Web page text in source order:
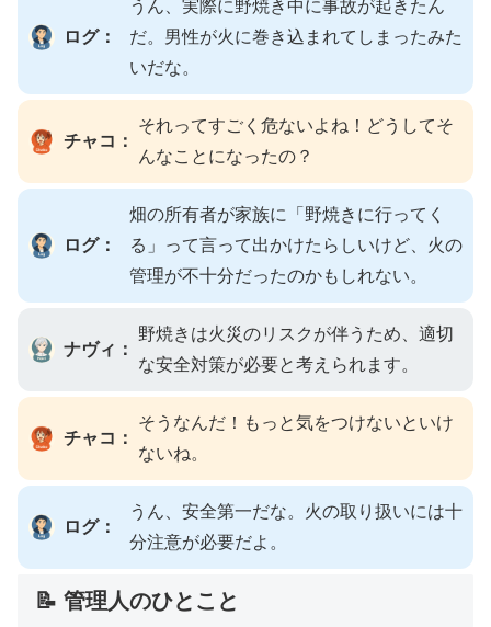
ログ：
うん、実際に野焼き中に事故が起きたん
だ。男性が火に巻き込まれてしまったみた
いだな。
チャコ：
それってすごく危ないよね！どうしてそ
んなことになったの？
ログ：
畑の所有者が家族に「野焼きに行ってく
る」って言って出かけたらしいけど、火の
管理が不十分だったのかもしれない。
ナヴィ：
野焼きは火災のリスクが伴うため、適切
な安全対策が必要と考えられます。
チャコ：
そうなんだ！もっと気をつけないといけ
ないね。
ログ：
うん、安全第一だな。火の取り扱いには十
分注意が必要だよ。
📝 管理人のひとこと